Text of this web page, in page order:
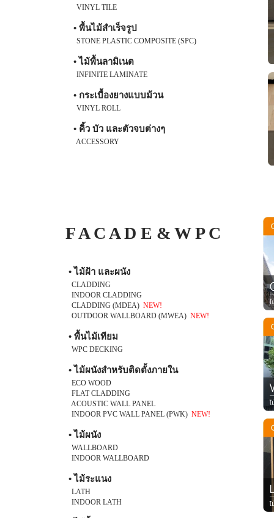
VINYL TILE
• พื้นไม้สำเร็จรูป
STONE PLASTIC COMPOSITE (SPC)
• ไม้พื้นลามิเนต
INFINITE LAMINATE
• กระเบื้องยางแบบม้วน
VINYL ROLL
• คิ้ว บัว และตัวจบต่างๆ
ACCESSORY
F A C A D E & W P C
• ไม้ฝ้า และผนัง
CLADDING
INDOOR CLADDING
CLADDING (MDEA) NEW!
OUTDOOR WALLBOARD (MWEA) NEW!
• พื้นไม้เทียม
WPC DECKING
• ไม้ผนังสำหรับติดตั้งภายใน
ECO WOOD
FLAT CLADDING
ACOUSTIC WALL PANEL
INDOOR PVC WALL PANEL (PWK) NEW!
• ไม้ผนัง
WALLBOARD
INDOOR WALLBOARD
• ไม้ระแนง
LATH
INDOOR LATH